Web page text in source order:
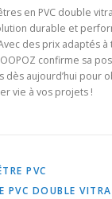
en PVC double
durable et
des prix adaptés
confirme sa
dès aujourd’hui pour
vie à vos projets !
PVC
PVC DOUBLE